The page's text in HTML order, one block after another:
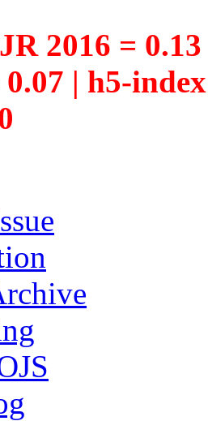
2016 =
0.07 | h5-